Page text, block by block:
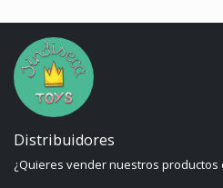
Distribuidores
¿Quieres vender nuestros productos